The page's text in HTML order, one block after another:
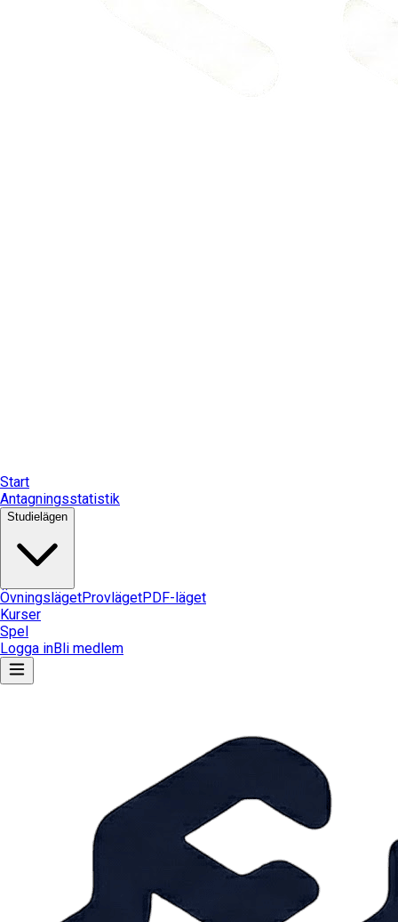
Start
Antagningsstatistik
Studielägen
ÖvningslägetProvlägetPDF-läget
Kurser
Spel
Logga inBli medlem